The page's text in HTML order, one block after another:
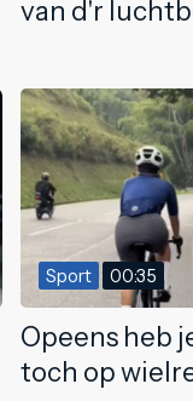
van d'r
Sport 00:35
Opeens heb
toch op